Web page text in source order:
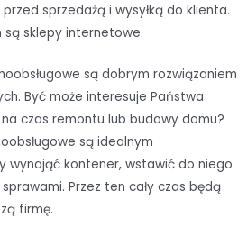
sprzedażą i wysyłką do klienta.
są sklepy internetowe.
są dobrym rozwiązaniem
Być może interesuje Państwa
czas remontu lub budowy domu?
są idealnym
wynająć kontener, wstawić do niego
Przez ten cały czas będą
firmę.